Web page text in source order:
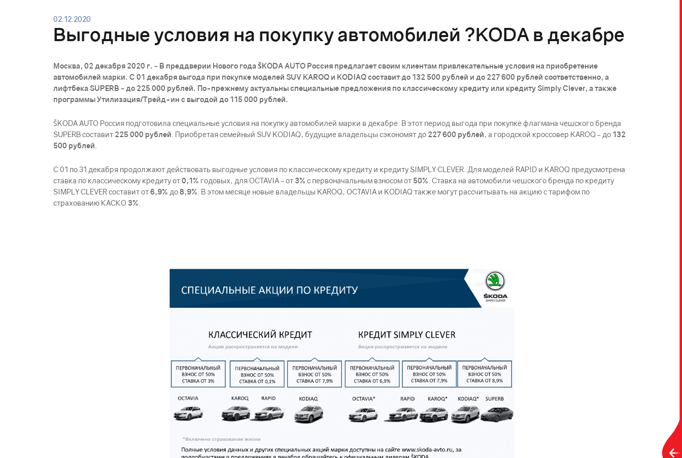
02.12.2020
Выгодные условия на покупку автомобилей ?KODА в декабре
Москва, 02 декабря 2020 г. – В преддверии Нового года ŠKODА AUTO Россия предлагает своим клиентам привлекательные условия на приобретение
автомобилей марки. С 01 декабря выгода при покупке моделей SUV KAROQ и KODIAQ составит до 132 500 рублей и до 227 600 рублей соответственно, а
лифтбека SUPERB – до 225 000 рублей. По-прежнему актуальны специальные предложения по классическому кредиту или кредиту Simply Clever, а также
программы Утилизация/Трейд-ин с выгодой до 115 000 рублей.
ŠKODА AUTO Россия подготовила специальные условия на покупку автомобилей марки в декабре. В этот период выгода при покупке флагмана чешского бренда
SUPERB составит 225 000 рублей . Приобретая семейный SUV KODIAQ, будущие владельцы сэкономят до 227 600 рублей, а городской кроссовер KAROQ – до 132
500 рублей
С 01 по 31 декабря продолжают действовать выгодные условия по классическому кредиту и кредиту SIMPLY CLEVER. Для моделей RAPID и KAROQ предусмотрена
ставка по классическому кредиту от0,1% годовых, для OCTAVIA – от 3% с первоначальным взносом от50% . Ставка на автомобили чешского бренда по кредиту
SIMPLY CLEVER составит от6,9% до8,9% . В этом месяце новые владельцы KAROQ, OCTAVIA и KODIAQ также могут рассчитывать на акцию с тарифом по
страхованию КАСКО 3%